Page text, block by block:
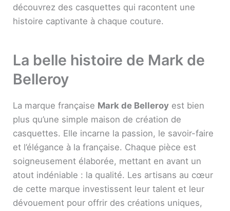
découvrez des casquettes qui racontent une
histoire captivante à chaque couture.
La belle histoire de Mark de
Belleroy
La marque française Mark de Belleroy est bien
plus qu’une simple maison de création de
casquettes. Elle incarne la passion, le savoir-faire
et l’élégance à la française. Chaque pièce est
soigneusement élaborée, mettant en avant un
atout indéniable : la qualité. Les artisans au cœur
de cette marque investissent leur talent et leur
dévouement pour offrir des créations uniques,